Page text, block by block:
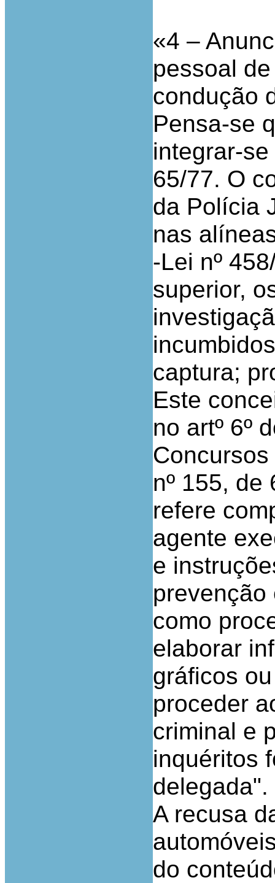
«4 –
pessoal
condução
Pensa-se
integrar-
65/77. O
da Polícia
nas
-Lei nº
superior,
captura;
Este
no artº 6º
nº 155, de
refere
agente
e
como
elaborar
gráficos
proceder
criminal e
inquéritos
delegada".
A recusa
do